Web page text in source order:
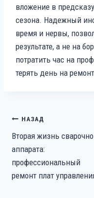
вложение в
сезона. Надежный
время и нервы,
результате, а не на
потратить час на
терять день на
НАВИГАЦИЯ
ЗАПИСЯМ
НАЗАД
Вторая жизнь
аппарата:
профессиональный
ремонт плат